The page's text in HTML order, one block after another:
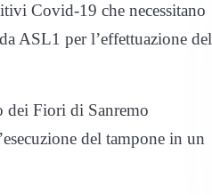
Covid-19 che necessitano
ASL1 per l’effettuazione del
dei Fiori di Sanremo
del tampone in un